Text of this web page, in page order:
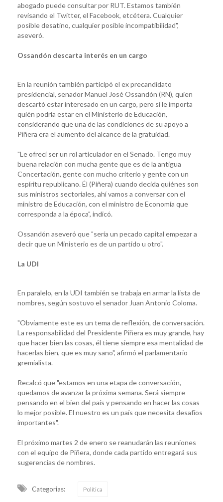
abogado puede consultar por RUT. Estamos también
revisando el Twitter, el Facebook, etcétera. Cualquier
posible desatino, cualquier posible incompatibilidad",
aseveró.
Ossandón descarta interés en un cargo
En la reunión también participó el ex precandidato
presidencial, senador Manuel José Ossandón (RN), quien
descartó estar interesado en un cargo, pero sí le importa
quién podría estar en el Ministerio de Educación,
considerando que una de las condiciones de su apoyo a
Piñera era el aumento del alcance de la gratuidad.
"Le ofrecí ser un rol articulador en el Senado. Tengo muy
buena relación con mucha gente que es de la antigua
Concertación, gente con mucho criterio y gente con un
espíritu republicano. Él (Piñera) cuando decida quiénes son
sus ministros sectoriales, ahí vamos a conversar con el
ministro de Educación, con el ministro de Economía que
corresponda a la época", indicó.
Ossandón aseveró que "sería un pecado capital empezar a
decir que un Ministerio es de un partido u otro".
La UDI
En paralelo, en la UDI también se trabaja en armar la lista de
nombres, según sostuvo el senador Juan Antonio Coloma.
"Obviamente este es un tema de reflexión, de conversación.
La responsabilidad del Presidente Piñera es muy grande, hay
que hacer bien las cosas, él tiene siempre esa mentalidad de
hacerlas bien, que es muy sano", afirmó el parlamentario
gremialista.
Recalcó que "estamos en una etapa de conversación,
quedamos de avanzar la próxima semana. Será siempre
pensando en el bien del país y pensando en hacer las cosas
lo mejor posible. El nuestro es un país que necesita desafíos
importantes".
El próximo martes 2 de enero se reanudarán las reuniones
con el equipo de Piñera, donde cada partido entregará sus
sugerencias de nombres.
Categorias: Política